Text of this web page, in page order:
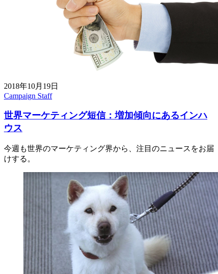
2018年10月19日
Campaign Staff
世界マーケティング短信：増加傾向にあるインハ
ウス
今週も世界のマーケティング界から、注目のニュースをお届
けする。